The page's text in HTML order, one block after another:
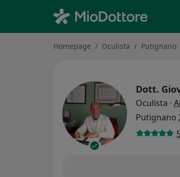
Homepage Oculista Putignano
Dott.
Oculista ·
Putignano